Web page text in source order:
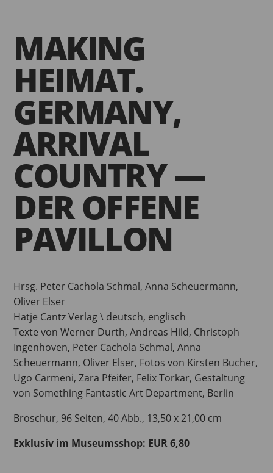
MAKING
HEIMAT.
GERMANY,
ARRIVAL
COUNTRY —
DER OFFENE
PAVILLON
Hrsg. Peter Cachola Schmal, Anna Scheuermann,
Oliver Elser
Hatje Cantz Verlag \ deutsch, englisch
Texte von Werner Durth, Andreas Hild, Christoph
Ingenhoven, Peter Cachola Schmal, Anna
Scheuermann, Oliver Elser, Fotos von Kirsten Bucher,
Ugo Carmeni, Zara Pfeifer, Felix Torkar, Gestaltung
von Something Fantastic Art Department, Berlin
Broschur, 96 Seiten, 40 Abb., 13,50 x 21,00 cm
Exklusiv im Museumsshop: EUR 6,80